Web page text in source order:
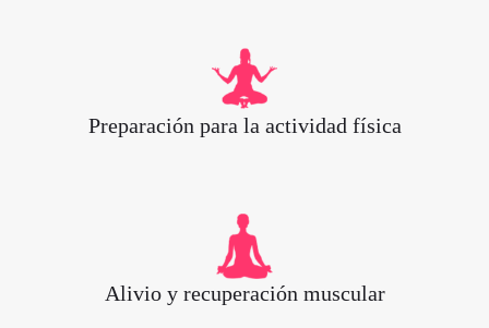
Preparación para la actividad física
Alivio y recuperación muscular